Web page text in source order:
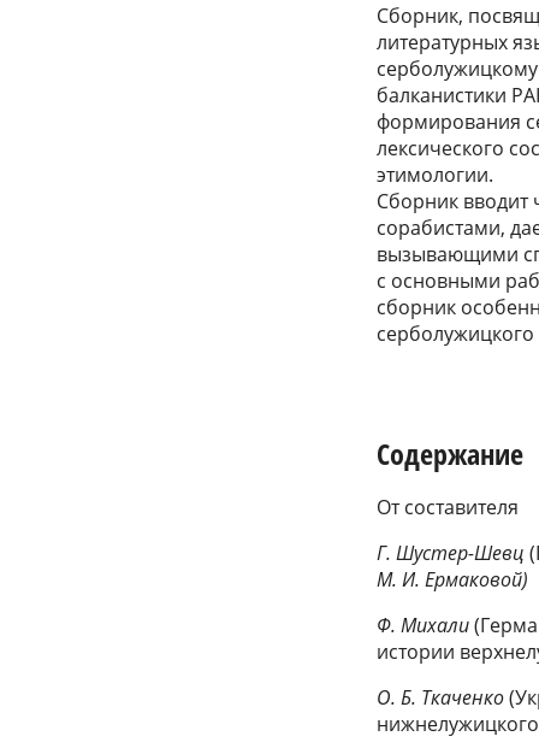
Сборник,
литературных
балканистики
формирования
лексического
этимологии.
Сборник вводит
сорабистами,
вызывающими
с основными
сборник
серболужицкого
Содержание
От составителя
Г. Шустер-Шевц
М. И. Ермаковой)
Ф. Михали
истории
О. Б. Ткаченко